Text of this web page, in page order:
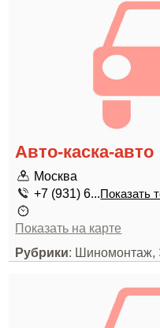
Авто-каска-авто
Москва
+7 (931) 6...Показать
Показать на карте
Рубрики: Шиномонтаж,